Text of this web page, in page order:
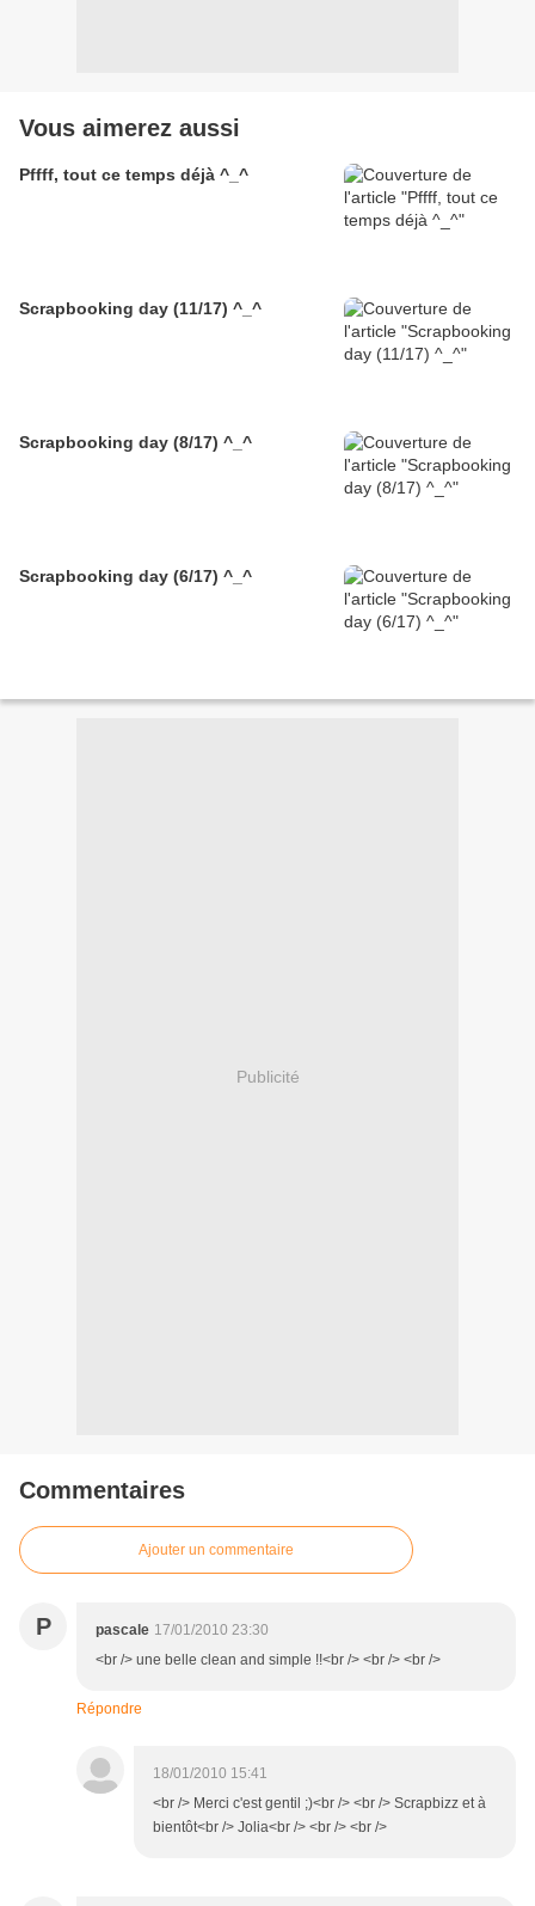
Vous aimerez aussi
Pffff, tout ce temps déjà ^_^
Scrapbooking day (11/17) ^_^
Scrapbooking day (8/17) ^_^
Scrapbooking day (6/17) ^_^
Publicité
Commentaires
Ajouter un commentaire
P pascale 17/01/2010 23:30
<br /> une belle clean and simple !!<br /> <br /> <br />
Répondre
18/01/2010 15:41
<br /> Merci c'est gentil ;)<br /> <br /> Scrapbizz et à
bientôt<br /> Jolia<br /> <br /> <br />